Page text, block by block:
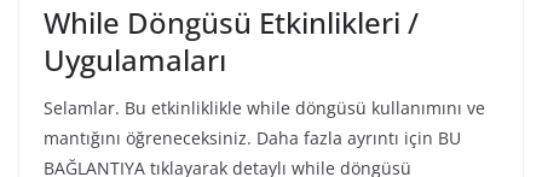
While Döngüsü Etkinlikleri /
Uygulamaları
Selamlar. Bu etkinliklikle while döngüsü kullanımını ve
mantığını öğreneceksiniz. Daha fazla ayrıntı için BU
BAĞLANTIYA tıklayarak detaylı while döngüsü